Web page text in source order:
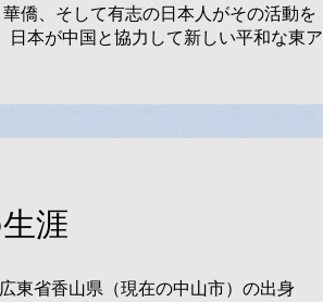
僑、そして有志の日本人がその活動を
本が中国と協力して新しい平和な東ア
涯
東省香山県（現在の中山市）の出身